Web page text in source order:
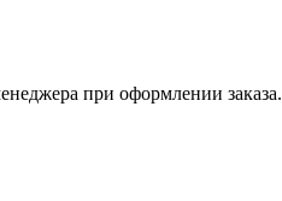
при оформлении заказа.